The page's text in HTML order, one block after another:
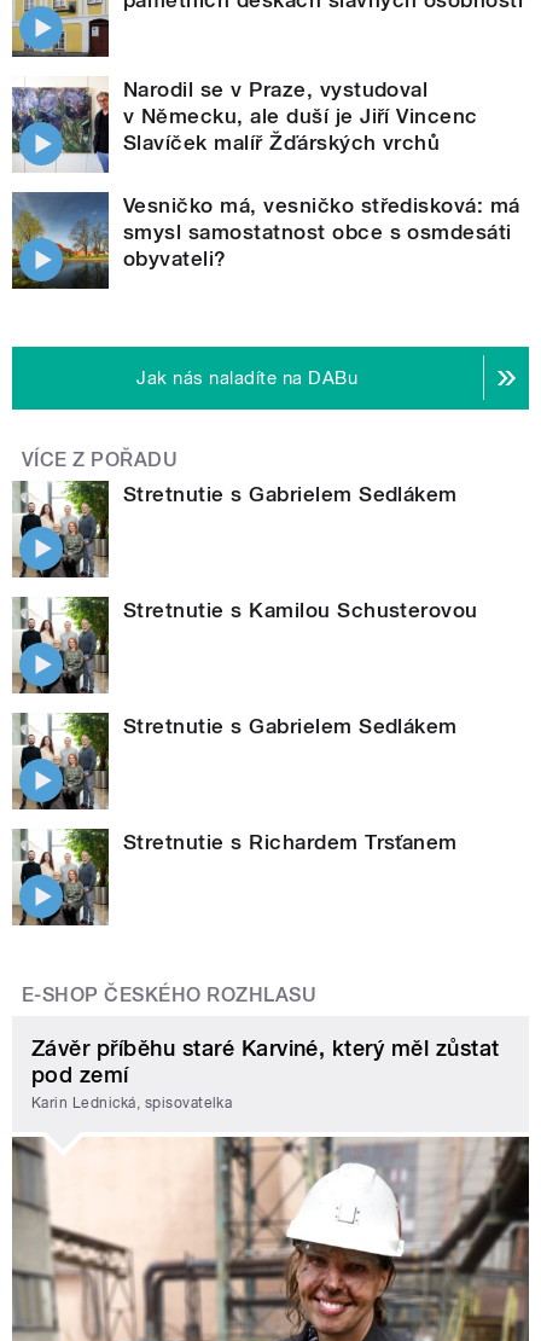
Narodil se v Praze, vystudoval
v Německu, ale duší je Jiří Vincenc
Slavíček malíř Žďárských vrchů
Vesničko má, vesničko středisková: má
smysl samostatnost obce s osmdesáti
obyvateli?
Jak nás naladíte na DABu
VÍCE Z POŘADU
Stretnutie s Gabrielem Sedlákem
Stretnutie s Kamilou Schusterovou
Stretnutie s Gabrielem Sedlákem
Stretnutie s Richardem Trsťanem
E-SHOP ČESKÉHO ROZHLASU
Závěr příběhu staré Karviné, který měl zůstat
pod zemí
Karin Lednická, spisovatelka